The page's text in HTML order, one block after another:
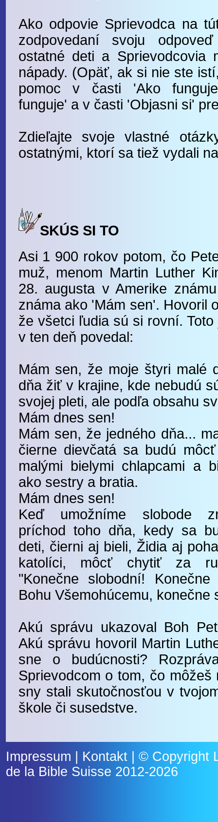
Ako odpovie Sprievodca na
zodpovedaní svoju
ostatné deti a Sprievodcovia
nápady. (Opäť, ak si nie ste
pomoc v časti 'Ako
funguje' a v časti 'Objasni si'
Zdieľajte svoje vlastné
ostatnými, ktorí sa tiež vydali
SKÚS SI TO
Asi 1 900 rokov potom, čo
muž, menom Martin Luther
28. augusta v Amerike
známa ako 'Mám sen'. Hovoril
že všetci ľudia sú si rovní.
v ten deň povedal:
Mám sen, že moje štyri malé
dňa žiť v krajine, kde nebudú
svojej pleti, ale podľa obsahu
Mám dnes sen!
Mám sen, že jedného dňa...
čierne dievčatá sa budú
malými bielymi chlapcami a
ako sestry a bratia.
Mám dnes sen!
Keď umožníme slobode
príchod toho dňa, kedy sa
deti, čierni aj bieli, Židia aj
katolíci, môcť chytiť za
"Konečne slobodní!
Bohu Všemohúcemu, konečne
Akú správu ukazoval Boh
Akú správu hovoril Martin
sne o budúcnosti?
Sprievodcom o tom, čo
sny stali skutočnosťou v
škole či susedstve.
Impressum Kontakt| © Copyright
de la Bible Suisse 2012-2026